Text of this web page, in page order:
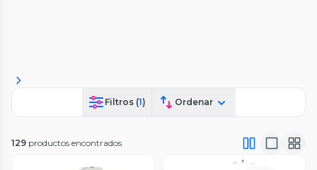
Filtros (1) Ordenar
129 productos encontrados